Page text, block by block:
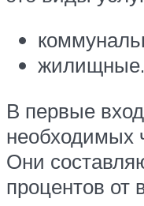
жилищные.
В первые
необходимых
Они
процентов от